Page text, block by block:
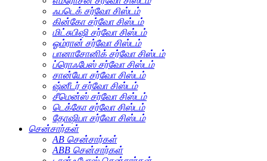
ஃபடெக் சர்வோ சிஸ்டம்
கின்கோ சர்வோ சிஸ்டம்
மிட்சுபிஷி சர்வோ சிஸ்டம்
ஓம்ரான் சர்வோ சிஸ்டம்
பானாசோனிக் சர்வோ சிஸ்டம்
ப்ரொஃபேஸ் சர்வோ சிஸ்டம்
சான்யோ சர்வோ சிஸ்டம்
ஷ்னீடர் சர்வோ சிஸ்டம்
சீமென்ஸ் சர்வோ சிஸ்டம்
டெக்கோ சர்வோ சிஸ்டம்
தோஷிபா சர்வோ சிஸ்டம்
சென்சார்கள்
AB சென்சார்கள்
ABB சென்சார்கள்